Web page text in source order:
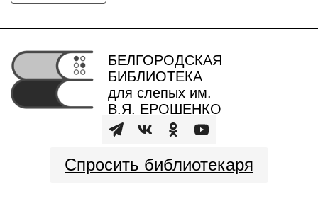
БЕЛГОРОДСКАЯ
БИБЛИОТЕКА
для слепых им.
В.Я. ЕРОШЕНКО
Спросить библиотекаря